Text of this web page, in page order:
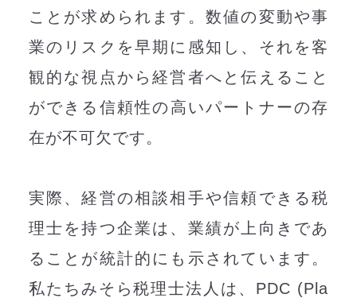
ことが求められます。 数値の変動や事
業のリスクを早期に感知し、 それを客
観的な視点から経営者へと伝えること
ができる 信頼性の高いパートナーの存
在が不可欠です。
実際、経営の相談相手や信頼できる税
理士を持つ企業は、 業績が上向きであ
ることが統計的にも示されています。
私たちみそら税理士法人は、PDC (Pla